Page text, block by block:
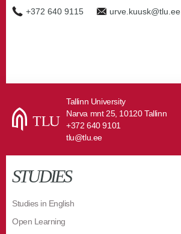
+372 640 9115 urve.kuusk@tlu.ee
Tallinn University
Narva mnt 25, 10120 Tallinn
+372 640 9101
tlu@tlu.ee
STUDIES
Studies in English
Open Learning